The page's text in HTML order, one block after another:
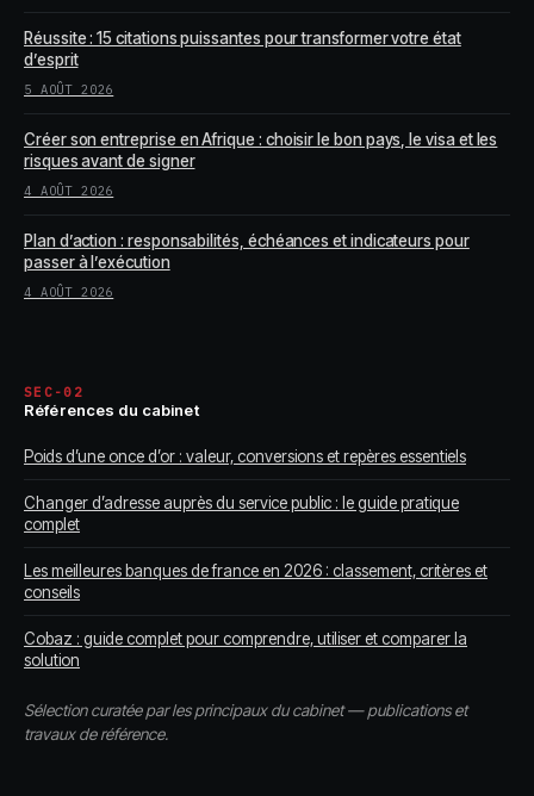
Réussite : 15 citations puissantes pour transformer votre état
d’esprit
5 AOÛT 2026
Créer son entreprise en Afrique : choisir le bon pays, le visa et les
risques avant de signer
4 AOÛT 2026
Plan d’action : responsabilités, échéances et indicateurs pour
passer à l’exécution
4 AOÛT 2026
SEC-02
Références du cabinet
Poids d’une once d’or : valeur, conversions et repères essentiels
Changer d’adresse auprès du service public : le guide pratique
complet
Les meilleures banques de france en 2026 : classement, critères et
conseils
Cobaz : guide complet pour comprendre, utiliser et comparer la
solution
Sélection curatée par les principaux du cabinet — publications et
travaux de référence.